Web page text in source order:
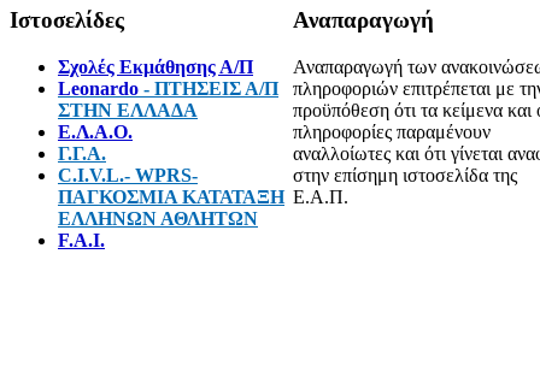
Ιστοσελίδες
Σχολές Εκμάθησης Α/Π
Leonardo - ΠΤΗΣΕΙΣ Α/Π
ΣΤΗΝ ΕΛΛΑΔΑ
E.Λ.Α.Ο.
Γ.Γ.Α.
C.I.V.L.- WPRS-
ΠΑΓΚΟΣΜΙΑ ΚΑΤΑΤΑΞΗ
ΕΛΛΗΝΩΝ ΑΘΛΗΤΩΝ
F.A.I.
Αναπαραγωγή
Αναπαραγωγή των
πληροφοριών επιτρέπεται με
προϋπόθεση ότι τα κείμενα και
πληροφορίες παραμένουν
αναλλοίωτες και ότι γίνεται
στην επίσημη ιστοσελίδα της
Ε.Α.Π.